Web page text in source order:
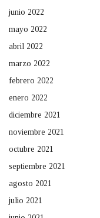
junio 2022
mayo 2022
abril 2022
marzo 2022
febrero 2022
enero 2022
diciembre 2021
noviembre 2021
octubre 2021
septiembre 2021
agosto 2021
julio 2021